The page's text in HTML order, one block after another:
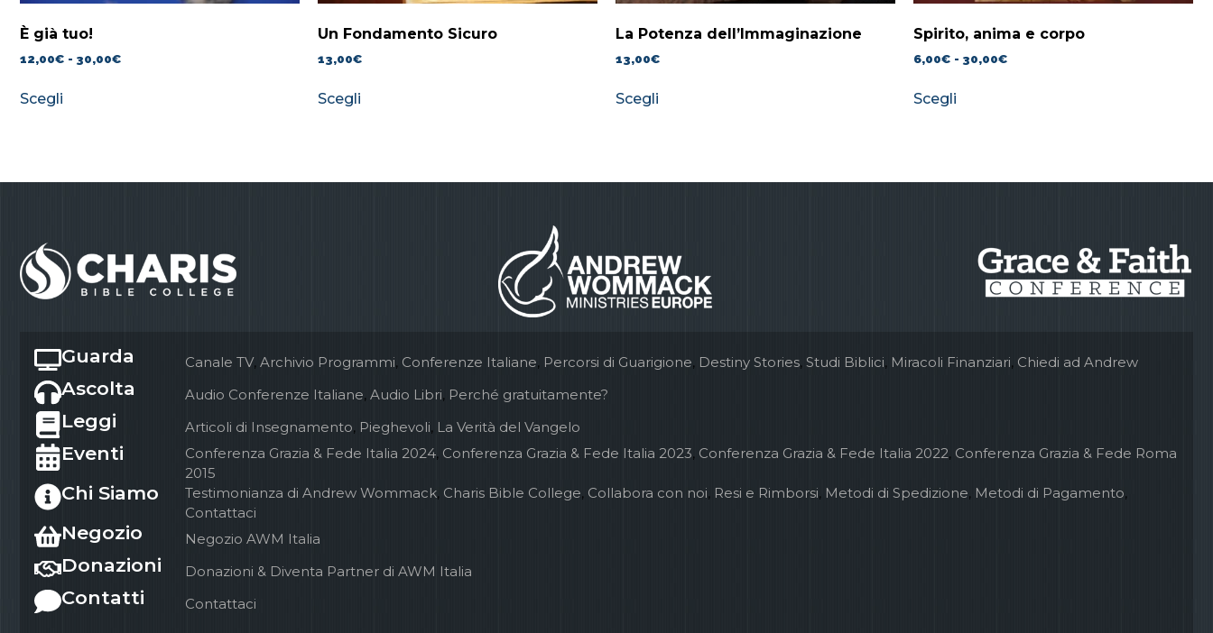
È già tuo!
12,00€ - 30,00€
Scegli
Un Fondamento Sicuro
13,00€
Scegli
La Potenza dell’Immaginazione
13,00€
Scegli
Spirito, anima e corpo
6,00€ - 30,00€
Scegli
Guarda Canale TV, Archivio Programmi, Conferenze Italiane, Percorsi di Guarigione, Destiny Stories, Studi Biblici, Miracoli Finanziari, Chiedi ad Andrew
Ascolta Audio Conferenze Italiane, Audio Libri, Perché gratuitamente?
Leggi Articoli di Insegnamento, Pieghevoli, La Verità del Vangelo
Eventi Conferenza Grazia & Fede Italia 2024, Conferenza Grazia & Fede Italia 2023, Conferenza Grazia & Fede Italia 2022, Conferenza Grazia & Fede Roma
2015
Chi Siamo Testimonianza di Andrew Wommack, Charis Bible College, Collabora con noi, Resi e Rimborsi, Metodi di Spedizione, Metodi di Pagamento,
Contattaci
Negozio Negozio AWM Italia
Donazioni Donazioni & Diventa Partner di AWM Italia
Contatti Contattaci